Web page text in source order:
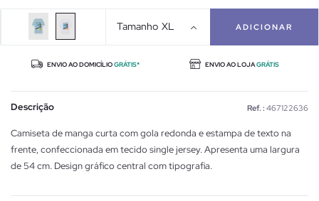
Tamanho XL ADICIONAR
ENVIO AO DOMICÍLIOGRÁTIS* ENVIO AO LOJAGRÁTIS
Descrição Ref. : 467122636
Camiseta de manga curta com gola redonda e estampa de texto na
frente, confeccionada em tecido single jersey. Apresenta uma largura
de 54 cm. Design gráfico central com tipografia.